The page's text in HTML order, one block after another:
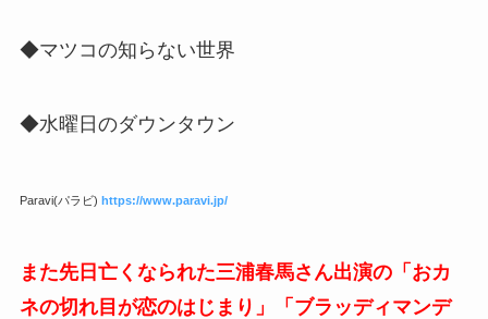
◆マツコの知らない世界
◆水曜日のダウンタウン
Paravi(パラビ) https://www.paravi.jp/
また先日亡くなられた三浦春馬さん出演の「おカ
ネの切れ目が恋のはじまり」「ブラッディマンデ